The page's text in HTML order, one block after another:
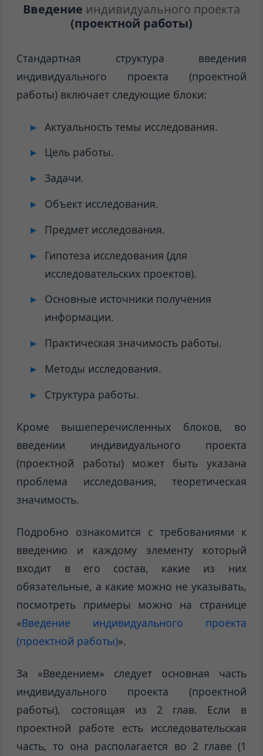
Введение индивидуального проекта
(проектной работы)
Стандартная структура введения
индивидуального проекта (проектной
работы) включает следующие блоки:
Актуальность темы исследования.
Цель работы.
Задачи.
Объект исследования.
Предмет исследования.
Гипотеза исследования (для
исследовательских проектов).
Основные источники получения
информации.
Практическая значимость работы.
Методы исследования.
Структура работы.
Кроме вышеперечисленных блоков, во
введении индивидуального проекта
(проектной работы) может быть указана
проблема исследования, теоретическая
значимость.
Подробно ознакомится с требованиями к
введению и каждому элементу который
входит в его состав, какие из них
обязательные, а какие можно не указывать,
посмотреть примеры можно на странице
«Введение индивидуального проекта
(проектной работы)».
За «Введением» следует основная часть
индивидуального проекта (проектной
работы), состоящая из 2 глав. Если в
проектной работе есть исследовательская
часть, то она располагается во 2 главе (1